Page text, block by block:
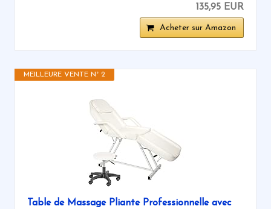
135,95 EUR
Acheter sur Amazon
MEILLEURE VENTE N° 2
Table de Massage Pliante Professionnelle avec